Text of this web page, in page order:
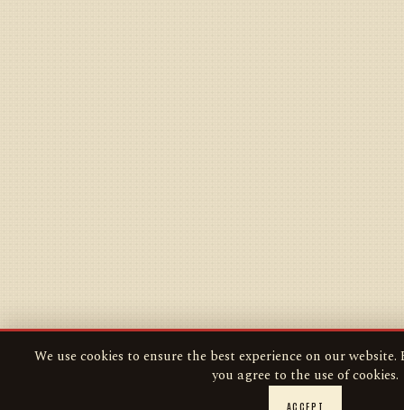
We use cookies to ensure the best experience on our
you agree to the use of cookies.
ACCEPT